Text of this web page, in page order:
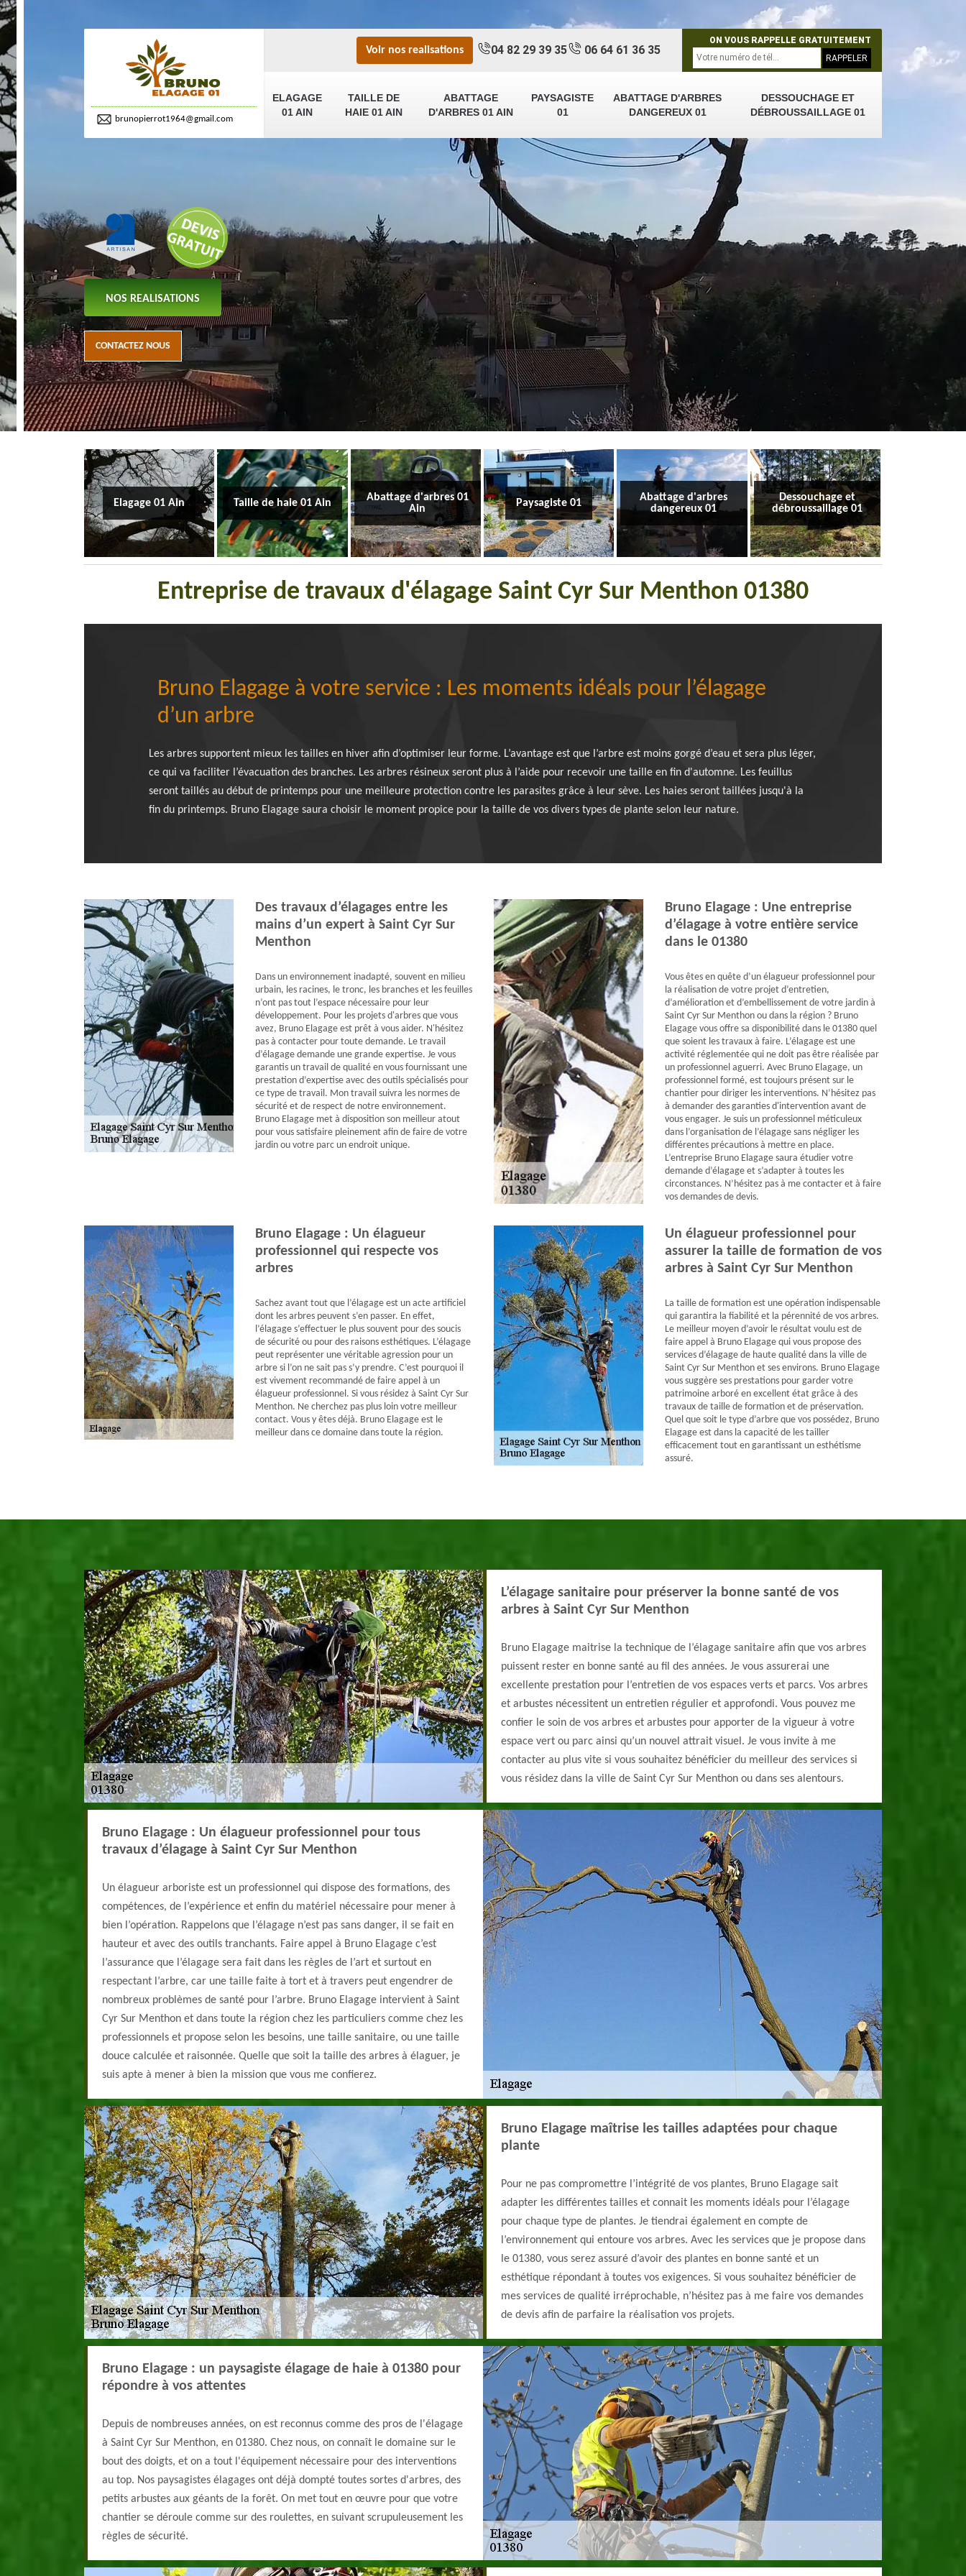
brunopierrot1964@gmail.com
ELAGAGE
01 AIN
TAILLE DE
HAIE 01 AIN
ABATTAGE
D'ARBRES 01 AIN
PAYSAGISTE
01
ABATTAGE D'ARBRES
DANGEREUX 01
DESSOUCHAGE ET
DÉBROUSSAILLAGE 01
Voir nos realisations 04 82 29 39 35 06 64 61 36 35
ON VOUS RAPPELLE GRATUITEMENT
NOS REALISATIONS
CONTACTEZ NOUS
Elagage 01 Ain Taille de haie 01 Ain
Abattage d'arbres 01
Ain
Paysagiste 01
Abattage d'arbres
dangereux 01
Dessouchage et
débroussaillage 01
Entreprise de travaux d'élagage Saint Cyr Sur Menthon 01380
Bruno Elagage à votre service : Les moments idéals pour l’élagage
d’un arbre
Les arbres supportent mieux les tailles en hiver afin d’optimiser leur forme. L’avantage est que l’arbre est moins gorgé d’eau et sera plus léger,
ce qui va faciliter l’évacuation des branches. Les arbres résineux seront plus à l’aide pour recevoir une taille en fin d'automne. Les feuillus
seront taillés au début de printemps pour une meilleure protection contre les parasites grâce à leur sève. Les haies seront taillées jusqu'à la
fin du printemps. Bruno Elagage saura choisir le moment propice pour la taille de vos divers types de plante selon leur nature.
Des travaux d’élagages entre les
mains d’un expert à Saint Cyr Sur
Menthon
Dans un environnement inadapté, souvent en milieu
urbain, les racines, le tronc, les branches et les feuilles
n’ont pas tout l’espace nécessaire pour leur
développement. Pour les projets d'arbres que vous
avez, Bruno Elagage est prêt à vous aider. N'hésitez
pas à contacter pour toute demande. Le travail
d’élagage demande une grande expertise. Je vous
garantis un travail de qualité en vous fournissant une
prestation d’expertise avec des outils spécialisés pour
ce type de travail. Mon travail suivra les normes de
sécurité et de respect de notre environnement.
Bruno Elagage met à disposition son meilleur atout
pour vous satisfaire pleinement afin de faire de votre
jardin ou votre parc un endroit unique.
Bruno Elagage : Une entreprise
d’élagage à votre entière service
dans le 01380
Vous êtes en quête d’un élagueur professionnel pour
la réalisation de votre projet d’entretien,
d’amélioration et d’embellissement de votre jardin à
Saint Cyr Sur Menthon ou dans la région ? Bruno
Elagage vous offre sa disponibilité dans le 01380 quel
que soient les travaux à faire. L’élagage est une
activité réglementée qui ne doit pas être réalisée par
un professionnel aguerri. Avec Bruno Elagage, un
professionnel formé, est toujours présent sur le
chantier pour diriger les interventions. N’hésitez pas
à demander des garanties d'intervention avant de
vous engager. Je suis un professionnel méticuleux
dans l’organisation de l’élagage sans négliger les
différentes précautions à mettre en place.
L’entreprise Bruno Elagage saura étudier votre
demande d’élagage et s’adapter à toutes les
circonstances. N’hésitez pas à me contacter et à faire
vos demandes de devis.
Bruno Elagage : Un élagueur
professionnel qui respecte vos
arbres
Sachez avant tout que l’élagage est un acte artificiel
dont les arbres peuvent s’en passer. En effet,
l’élagage s’effectuer le plus souvent pour des soucis
de sécurité ou pour des raisons esthétiques. L’élagage
peut représenter une véritable agression pour un
arbre si l’on ne sait pas s’y prendre. C’est pourquoi il
est vivement recommandé de faire appel à un
élagueur professionnel. Si vous résidez à Saint Cyr Sur
Menthon. Ne cherchez pas plus loin votre meilleur
contact. Vous y êtes déjà. Bruno Elagage est le
meilleur dans ce domaine dans toute la région.
Un élagueur professionnel pour
assurer la taille de formation de vos
arbres à Saint Cyr Sur Menthon
La taille de formation est une opération indispensable
qui garantira la fiabilité et la pérennité de vos arbres.
Le meilleur moyen d’avoir le résultat voulu est de
faire appel à Bruno Elagage qui vous propose des
services d’élagage de haute qualité dans la ville de
Saint Cyr Sur Menthon et ses environs. Bruno Elagage
vous suggère ses prestations pour garder votre
patrimoine arboré en excellent état grâce à des
travaux de taille de formation et de préservation.
Quel que soit le type d’arbre que vos possédez, Bruno
Elagage est dans la capacité de les tailler
efficacement tout en garantissant un esthétisme
assuré.
L’élagage sanitaire pour préserver la bonne santé de vos
arbres à Saint Cyr Sur Menthon
Bruno Elagage maitrise la technique de l’élagage sanitaire afin que vos arbres
puissent rester en bonne santé au fil des années. Je vous assurerai une
excellente prestation pour l’entretien de vos espaces verts et parcs. Vos arbres
et arbustes nécessitent un entretien régulier et approfondi. Vous pouvez me
confier le soin de vos arbres et arbustes pour apporter de la vigueur à votre
espace vert ou parc ainsi qu’un nouvel attrait visuel. Je vous invite à me
contacter au plus vite si vous souhaitez bénéficier du meilleur des services si
vous résidez dans la ville de Saint Cyr Sur Menthon ou dans ses alentours.
Bruno Elagage : Un élagueur professionnel pour tous
travaux d’élagage à Saint Cyr Sur Menthon
Un élagueur arboriste est un professionnel qui dispose des formations, des
compétences, de l’expérience et enfin du matériel nécessaire pour mener à
bien l’opération. Rappelons que l’élagage n’est pas sans danger, il se fait en
hauteur et avec des outils tranchants. Faire appel à Bruno Elagage c’est
l’assurance que l’élagage sera fait dans les règles de l’art et surtout en
respectant l’arbre, car une taille faite à tort et à travers peut engendrer de
nombreux problèmes de santé pour l’arbre. Bruno Elagage intervient à Saint
Cyr Sur Menthon et dans toute la région chez les particuliers comme chez les
professionnels et propose selon les besoins, une taille sanitaire, ou une taille
douce calculée et raisonnée. Quelle que soit la taille des arbres à élaguer, je
suis apte à mener à bien la mission que vous me confierez.
Bruno Elagage maîtrise les tailles adaptées pour chaque
plante
Pour ne pas compromettre l’intégrité de vos plantes, Bruno Elagage sait
adapter les différentes tailles et connait les moments idéals pour l’élagage
pour chaque type de plantes. Je tiendrai également en compte de
l’environnement qui entoure vos arbres. Avec les services que je propose dans
le 01380, vous serez assuré d’avoir des plantes en bonne santé et un
esthétique répondant à toutes vos exigences. Si vous souhaitez bénéficier de
mes services de qualité irréprochable, n’hésitez pas à me faire vos demandes
de devis afin de parfaire la réalisation vos projets.
Bruno Elagage : un paysagiste élagage de haie à 01380 pour
répondre à vos attentes
Depuis de nombreuses années, on est reconnus comme des pros de l'élagage
à Saint Cyr Sur Menthon, en 01380. Chez nous, on connaît le domaine sur le
bout des doigts, et on a tout l'équipement nécessaire pour des interventions
au top. Nos paysagistes élagages ont déjà dompté toutes sortes d'arbres, des
petits arbustes aux géants de la forêt. On met tout en œuvre pour que votre
chantier se déroule comme sur des roulettes, en suivant scrupuleusement les
règles de sécurité.